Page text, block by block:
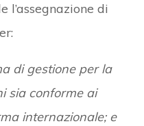
l’assegnazione di
di gestione per la
sia conforme ai
internazionale; e